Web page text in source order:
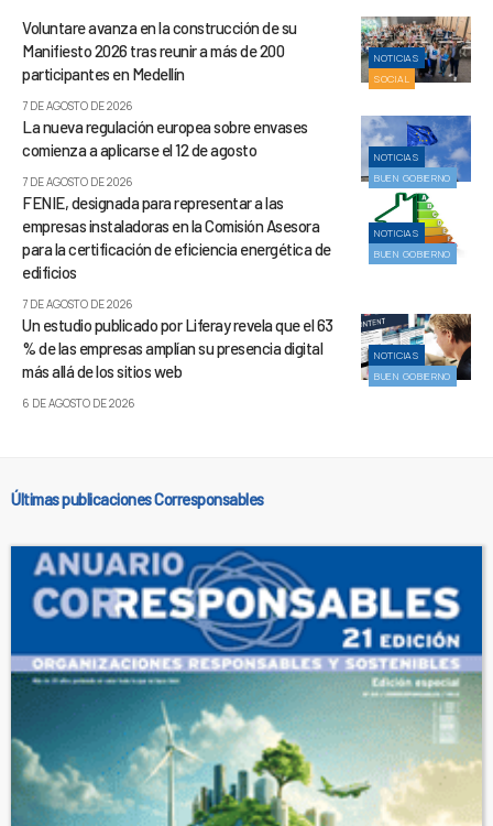
NOTICIAS
SOCIAL
Voluntare avanza en la construcción de su
Manifiesto 2026 tras reunir a más de 200
participantes en Medellín
7 DE AGOSTO DE 2026
NOTICIAS
BUEN GOBIERNO
La nueva regulación europea sobre envases
comienza a aplicarse el 12 de agosto
7 DE AGOSTO DE 2026
NOTICIAS
BUEN GOBIERNO
FENIE, designada para representar a las
empresas instaladoras en la Comisión Asesora
para la certificación de eficiencia energética de
edificios
7 DE AGOSTO DE 2026
NOTICIAS
BUEN GOBIERNO
Un estudio publicado por Liferay revela que el 63
% de las empresas amplían su presencia digital
más allá de los sitios web
6 DE AGOSTO DE 2026
Últimas publicaciones Corresponsables